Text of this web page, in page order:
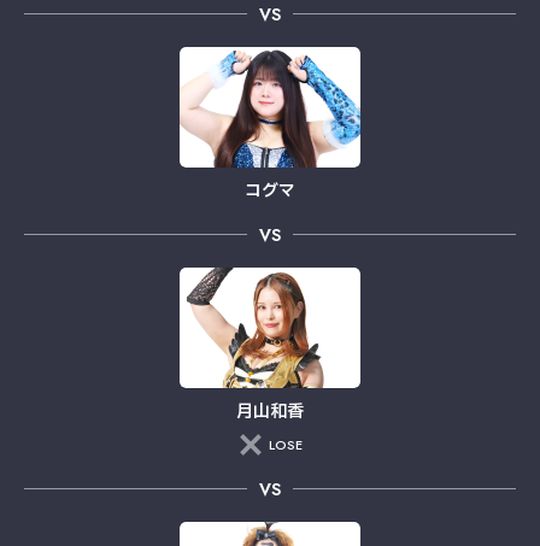
VS
コグマ
VS
月山和香
LOSE
VS